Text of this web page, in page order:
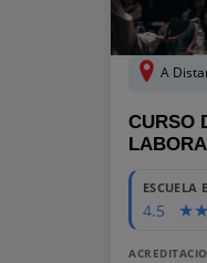
A
CURSO
ESCUELA
4.5